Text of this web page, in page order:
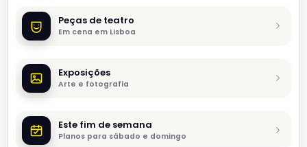
Peças de teatro
Em cena em Lisboa
Exposições
Arte e fotografia
Este fim de semana
Planos para sábado e domingo